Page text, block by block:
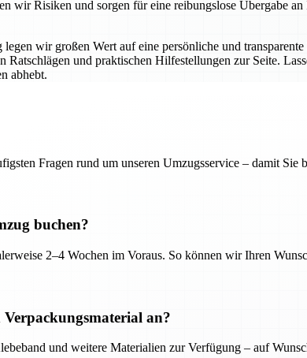
wir Risiken und sorgen für eine reibungslose Übergabe
wir großen Wert auf eine persönliche und
Ratschlägen und praktischen Hilfestellungen zur Seite.
abhebt.
Fragen rund um unseren Umzugsservice – damit Sie
buchen?
2–4 Wochen im Voraus. So können wir Ihren
an?
und weitere Materialien zur Verfügung – auf